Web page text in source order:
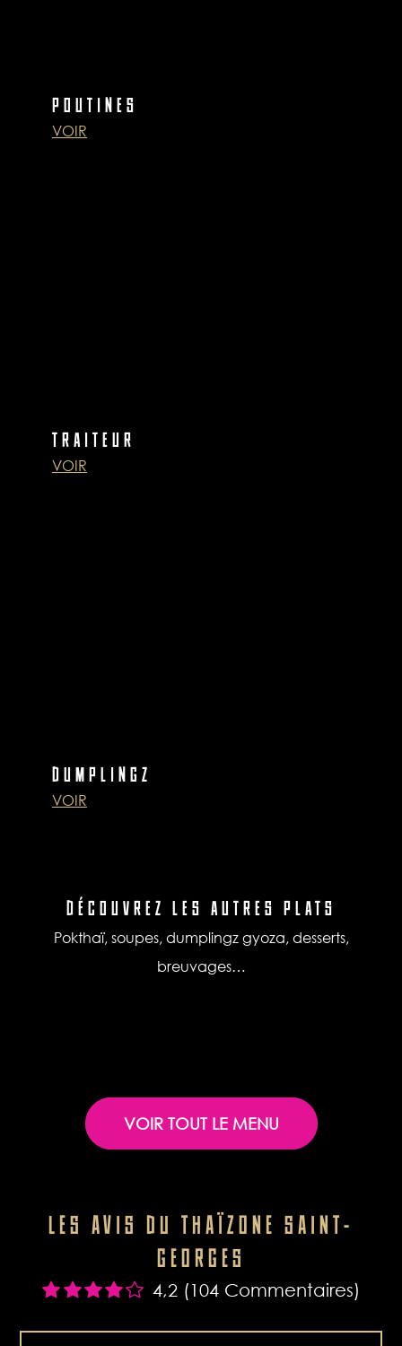
POUTINES
VOIR
TRAITEUR
VOIR
DUMPLINGZ
VOIR
DÉCOUVREZ LES AUTRES PLATS
Pokthaï, soupes, dumplingz gyoza, desserts,
breuvages…
VOIR TOUT LE MENU
LES AVIS DU THAÏZONE SAINT-
GEORGES
4,2 (104 Commentaires)